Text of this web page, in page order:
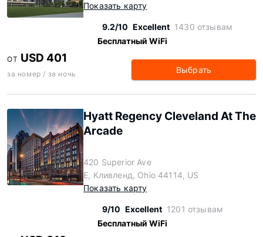
Показать карту
9.2/10 Excellent 1430 отзывам
Бесплатный WiFi
ОТ USD 401
за номер / за ночь Выбрать
Hyatt Regency Cleveland At The
Arcade
420 Superior Ave
E, Кливленд, Ohio 44114, US
Показать карту
9/10 Excellent 1201 отзывам
Бесплатный WiFi